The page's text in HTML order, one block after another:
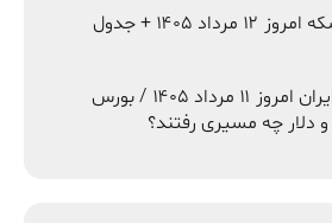
قیمت طلا و سکه امروز ۱۲ مرداد ۱۴۰۵ + جدول
نبض اقتصاد ایران امروز ۱۱ مرداد ۱۴۰۵ / بورس
و دلار چه مسیری رفتند؟